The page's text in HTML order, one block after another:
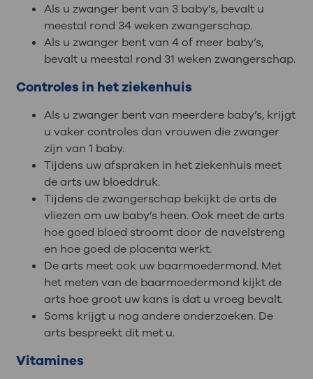
Als u zwanger bent van 3 baby’s, bevalt u
meestal rond 34 weken zwangerschap.
Als u zwanger bent van 4 of meer baby’s,
bevalt u meestal rond 31 weken zwangerschap.
Controles in het ziekenhuis
Als u zwanger bent van meerdere baby’s, krijgt
u vaker controles dan vrouwen die zwanger
zijn van 1 baby.
Tijdens uw afspraken in het ziekenhuis meet
de arts uw bloeddruk.
Tijdens de zwangerschap bekijkt de arts de
vliezen om uw baby’s heen. Ook meet de arts
hoe goed bloed stroomt door de navelstreng
en hoe goed de placenta werkt.
De arts meet ook uw baarmoedermond. Met
het meten van de baarmoedermond kijkt de
arts hoe groot uw kans is dat u vroeg bevalt.
Soms krijgt u nog andere onderzoeken. De
arts bespreekt dit met u.
Vitamines